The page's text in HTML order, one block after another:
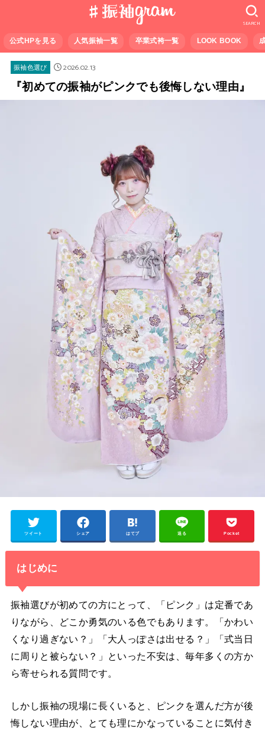
公式HPを見る 人気振袖一覧 卒業式袴一覧 LOOK BOOK
SEARCH
振袖色選び
2026.02.13
『初めての振袖がピンクでも後悔しない理由』
ツイート シェア はてブ 送る Pocket
はじめに
振袖選びが初めての方にとって、「ピンク」は定番であ
りながら、どこか勇気のいる色でもあります。「かわい
くなり過ぎない？」「大人っぽさは出せる？」「式当日
に周りと被らない？」といった不安は、毎年多くの方か
ら寄せられる質問です。
しかし振袖の現場に長くいると、ピンクを選んだ方が後
悔しない理由が、とても理にかなっていることに気付き